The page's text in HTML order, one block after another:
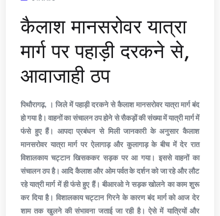
कैलाश मानसरोवर यात्रा
मार्ग पर पहाड़ी दरकने से,
आवाजाही ठप
पिथौरागढ़, । जिले में पहाड़ी दरकने से कैलाश मानसरोवर यात्रा मार्ग बंद
हो गया है। वाहनों का संचालन ठप होने से सैकड़ों की संख्या में यात्री मार्ग में
फंसे हुए हैं। आपदा प्रबंधन से मिली जानकारी के अनुसार कैलाश
मानसरोवर यात्रा मार्ग पर ऐलागाड़ और कुलागाड़ के बीच में देर रात
विशालकाय चट्टान खिसककर सड़क पर आ गया। इससे वाहनों का
संचालन ठप है। आदि कैलाश और ओम पर्वत के दर्शन को जा रहे और लौट
रहे यात्री मार्ग में ही फंसे हुए हैं। बीआरओ ने सड़क खोलने का काम शुरू
कर दिया है। विशालकाय चट्टान गिरने के कारण बंद मार्ग को आज देर
शाम तक खुलने की संभावना जताई जा रही है। ऐसे में यात्रियों और